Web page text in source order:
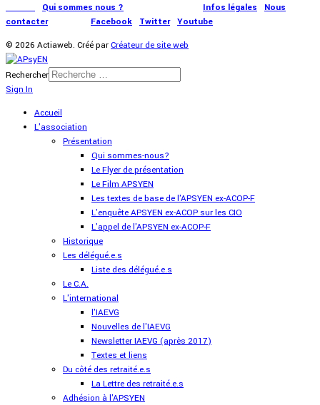
Qui sommes nous ? Infos légales
Nous
contacter| Facebook Twitter| Youtube
© 2026 Actiaweb. Créé parCréateur de site web
Rechercher
Sign In
Accueil
L'association
Présentation
Qui sommes-nous?
Le Flyer de présentation
Le Film APSYEN
Les textes de base de l'APSYEN ex-ACOP-F
L'enquête APSYEN ex-ACOP sur les CIO
L'appel de l'APSYEN ex-ACOP-F
Historique
Les délégué.e.s
Liste des délégué.e.s
Le C.A.
L'international
l'IAEVG
Nouvelles de l'IAEVG
Newsletter IAEVG (après 2017)
Textes et liens
Du côté des retraité.e.s
La Lettre des retraité.e.s
Adhésion à l'APSYEN